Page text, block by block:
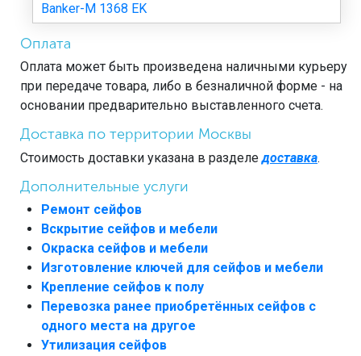
Banker-M 1368 EK
Оплата
Оплата может быть произведена наличными курьеру
при передаче товара, либо в безналичной форме - на
основании предварительно выставленного счета.
Доставка по территории Москвы
Стоимость доставки указана в разделедоставка.
Дополнительные услуги
Ремонт сейфов
Вскрытие сейфов и мебели
Окраска сейфов и мебели
Изготовление ключей для сейфов и мебели
Крепление сейфов к полу
Перевозка ранее приобретённых сейфов с
одного места на другое
Утилизация сейфов